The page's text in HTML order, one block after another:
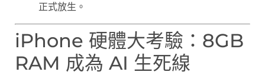
正式放生。
iPhone 硬體大考驗：8GB
RAM 成為 AI 生死線